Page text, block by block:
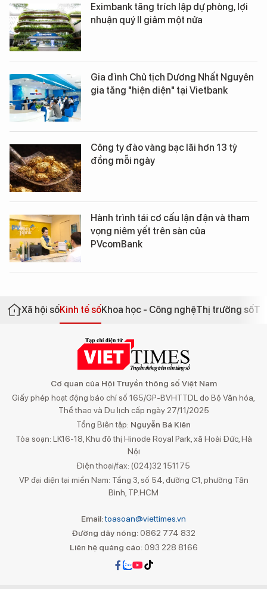
Eximbank tăng trích lập dự phòng, lợi
nhuận quý II giảm một nửa
Gia đình Chủ tịch Dương Nhất Nguyên
gia tăng "hiện diện" tại Vietbank
Công ty đào vàng bạc lãi hơn 13 tỷ
đồng mỗi ngày
Hành trình tái cơ cấu lận đận và tham
vọng niêm yết trên sàn của
PVcomBank
Xã hội sốKinh tế sốKhoa học - Công nghệThị trường số
Cơ quan của Hội Truyền thông số Việt Nam
Giấy phép hoạt động báo chí số 165/GP-BVHTTDL do Bộ Văn hóa,
Thể thao và Du lịch cấp ngày 27/11/2025
Tổng Biên tập: Nguyễn Bá Kiên
Tòa soạn: LK16-18, Khu đô thị Hinode Royal Park, xã Hoài Đức, Hà
Nội
Điện thoại/fax: (024)32 151175
VP đại diện tại miền Nam: Tầng 3, số 54, đường C1, phường Tân
Bình, TP.HCM
Email:toasoan@viettimes.vn
Đường dây nóng: 0862 774 832
Liên hệ quảng cáo:093 228 8166